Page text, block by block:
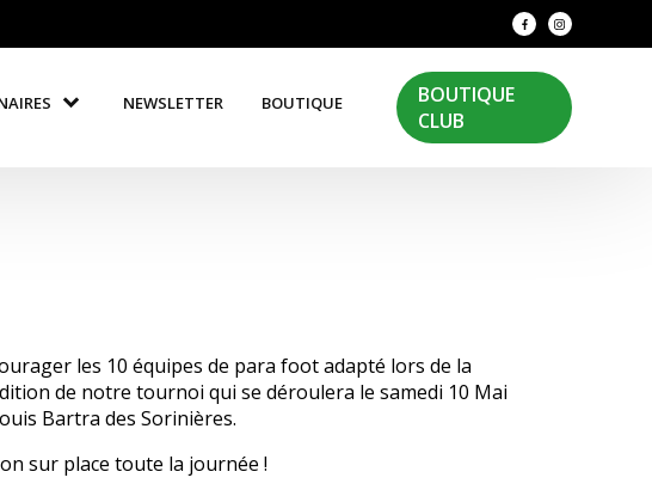
NEWSLETTER BOUTIQUE
BOUTIQUE
CLUB
les 10 équipes de para foot adapté lors de la
de notre tournoi qui se déroulera le samedi 10 Mai
Bartra des Sorinières.
sur place toute la journée !